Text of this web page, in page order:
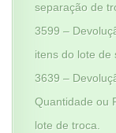
separação de
3599 –
itens do lote de
3639 –
Quantidade ou
lote de troca.